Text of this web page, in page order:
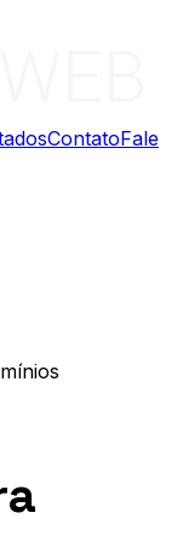
ContatoFale